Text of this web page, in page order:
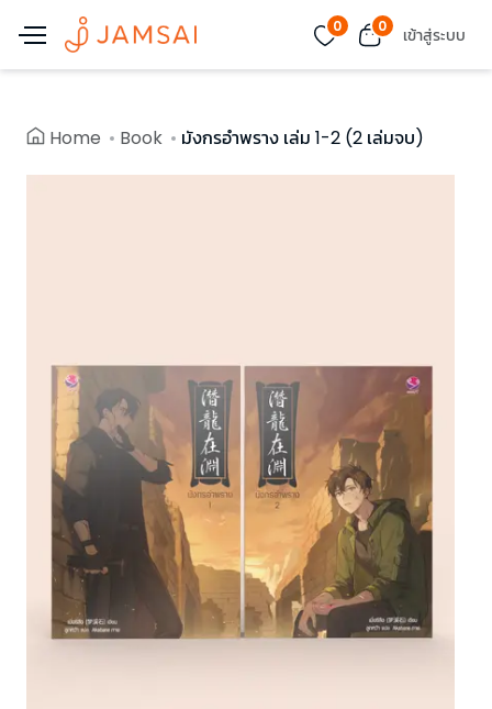
0 0 เข้าสู่ระบบ
Home Book มังกรอำพราง เล่ม 1-2 (2 เล่มจบ)